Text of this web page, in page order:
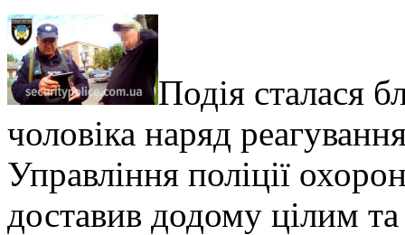
Подія сталася
чоловіка наряд
Управління поліції
доставив додому цілим